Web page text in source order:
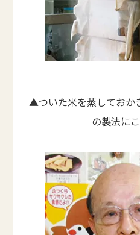
▲ついた米を蒸しておか
の製法に